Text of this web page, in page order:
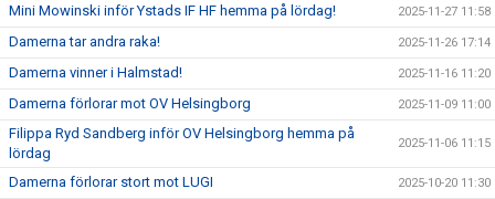
Mini Mowinski inför Ystads IF HF hemma på lördag! 2025-11-27 11:58
Damerna tar andra raka! 2025-11-26 17:14
Damerna vinner i Halmstad! 2025-11-16 11:20
Damerna förlorar mot OV Helsingborg 2025-11-09 11:00
Filippa Ryd Sandberg inför OV Helsingborg hemma på
lördag
2025-11-06 11:15
Damerna förlorar stort mot LUGI 2025-10-20 11:30